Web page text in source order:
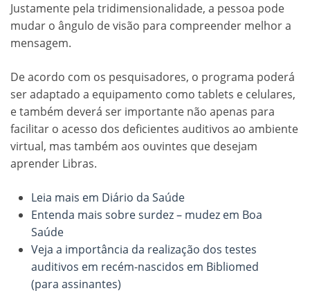
Justamente pela tridimensionalidade, a pessoa pode
mudar o ângulo de visão para compreender melhor a
mensagem.
De acordo com os pesquisadores, o programa poderá
ser adaptado a equipamento como tablets e celulares,
e também deverá ser importante não apenas para
facilitar o acesso dos deficientes auditivos ao ambiente
virtual, mas também aos ouvintes que desejam
aprender Libras.
Leia mais em Diário da Saúde
Entenda mais sobre surdez – mudez em Boa
Saúde
Veja a importância da realização dos testes
auditivos em recém-nascidos em Bibliomed
(para assinantes)